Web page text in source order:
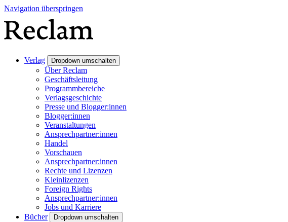
Navigation überspringen
Verlag Dropdown umschalten
Über Reclam
Geschäftsleitung
Programmbereiche
Verlagsgeschichte
Presse und Blogger:innen
Blogger:innen
Veranstaltungen
Ansprechpartner:innen
Handel
Vorschauen
Ansprechpartner:innen
Rechte und Lizenzen
Kleinlizenzen
Foreign Rights
Ansprechpartner:innen
Jobs und Karriere
Bücher
Dropdown umschalten